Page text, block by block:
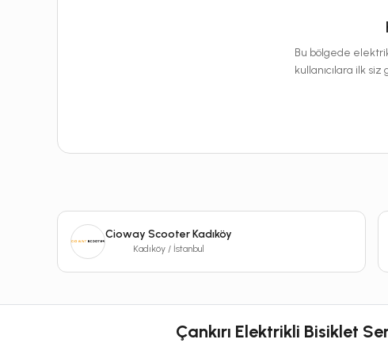
Bu bölgede
kullanıcılara ilk siz
Cioway Scooter Kadıköy
Kadıköy / İstanbul
Çankırı Elektrikli Bisiklet